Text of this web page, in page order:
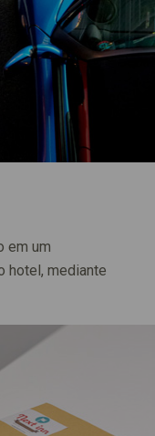
em um
hotel, mediante